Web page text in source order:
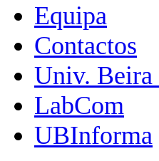
Equipa
Contactos
Univ.
LabCom
UBInforma